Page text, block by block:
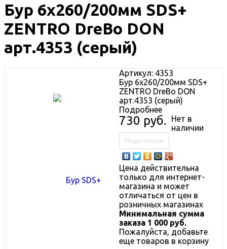
Бур 6х260/200мм SDS+
ZENTRO DreBo DON
арт.4353 (серый)
Артикул: 4353
Бур 6х260/200мм SDS+
ZENTRO DreBo DON
арт.4353 (серый)
Подробнее
730 руб.
Нет в
наличии
Поделиться
Цена действительна
только для интернет-
магазина и может
отличаться от цен в
розничных магазинах
Минимальная сумма
заказа 1 000 руб.
Пожалуйста, добавьте
еще товаров в корзину